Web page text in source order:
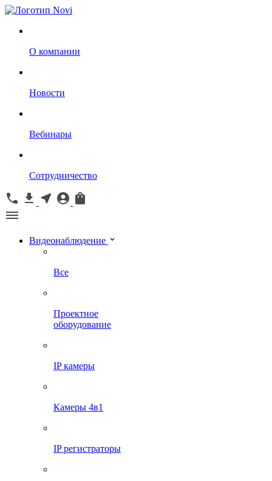
О компании
Новости
Вебинары
Сотрудничество
Видеонаблюдение
Все
Проектное
оборудование
IP камеры
Камеры 4в1
IP регистраторы